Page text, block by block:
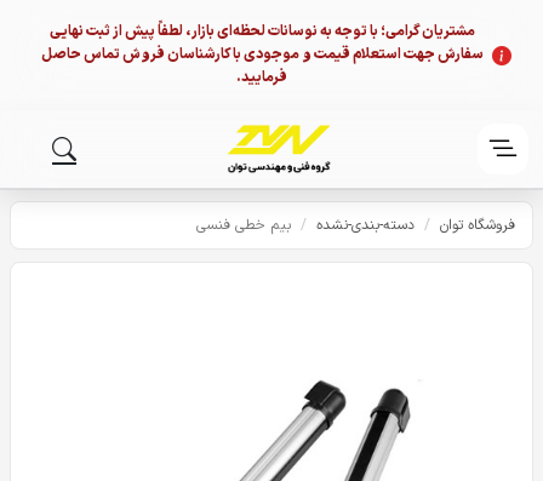
مشتریان گرامی؛ با توجه به نوسانات لحظه‌ای بازار، لطفاً پیش از ثبت نهایی
سفارش جهت استعلام قیمت و موجودی با کارشناسان فروش تماس حاصل
فرمایید.
فروشگاه توان / دسته-بندی-نشده / بیم خطی فنسی